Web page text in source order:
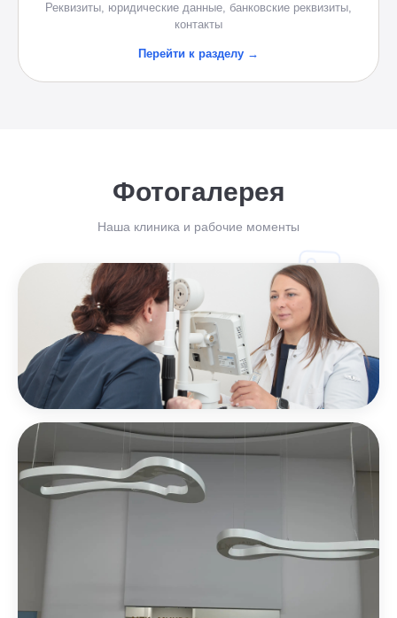
Реквизиты, юридические данные, банковские реквизиты,
контакты
Перейти к разделу →
Фотогалерея
Наша клиника и рабочие моменты